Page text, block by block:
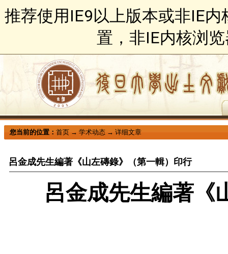
推荐使用IE9以上版本或非IE
置，非IE内核浏
您当前的位置：首页 →学术动态 →详细文章
呂金成先生編著《山左磚錄》（第一輯）印行
呂金成先生編著《